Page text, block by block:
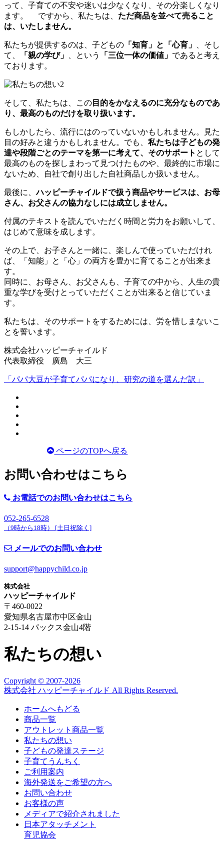
って、子育ての不安や迷いは少なくなり、その分楽しくなり
ます。 ですから、私たちは、 ただ商品を並べて売ること
は、いたしません。
私たちが提供するのは、子どもの 「知育」と「心育」
、そし
て、
「親の学び」 、という 「三位一体の価値」 であると考え
ております。
そして、私たちは、この 目的をかなえるのに充分なものであ
り、最高のものだけを取り扱います。
もしかしたら、流行にはのっていないかもしれません。見た
目の好みと違うかもしれません。でも、 私たちは子どもの発
達や段階ごとのテーマを第一に考えて、そのサポート として
最高のものを探しまわって見つけたものや、最終的に市場に
ないため、自社で創り出した自社商品しか扱いません。
最後に、ハッピーチャイルドで扱う商品やサービスは、 お母
さん、お父さんの協力なしには成立しません。
付属のテキストを読んでいただく時間と労力をお願いして、
はじめて意味を成します。
その上で、お子さんと一緒に、楽しんで使っていただけれ
ば、「知能」と「心」の両方を豊かに育てることが出来ま
す。
同時に、お母さん、お父さんも、子育ての中から、人生の貴
重な学びを受けとっていただくことが出来ると信じていま
す。
私たちは、そのサポートをするためには、労を惜しまないこ
とを誓います。
株式会社ハッピーチャイルド
代表取締役 廣島 大三
「パパ大豆が子育てパパになり、研究の道を選んだ訳」
ページのTOPへ戻る
お問い合わせはこちら
お電話でのお問い合わせはこちら
052-265-6528
（9時から18時） [土日祝除く]
メールでのお問い合わせ
support@happychild.co.jp
株式会社
ハッピーチャイルド
〒460-0022
愛知県名古屋市中区金山
2-15-14 パックス金山4階
私たちの想い
Copyright © 2007-2026
株式会社 ハッピーチャイルド All Rights Reserved.
ホームへもどる
商品一覧
アウトレット商品一覧
私たちの想い
子どもの発達ステージ
子育てうんちく
ご利用案内
海外発送をご希望の方へ
お問い合わせ
お客様の声
メディアで紹介されました
日本アタッチメント
育児協会